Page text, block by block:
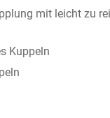
mit leicht zu
Kuppeln